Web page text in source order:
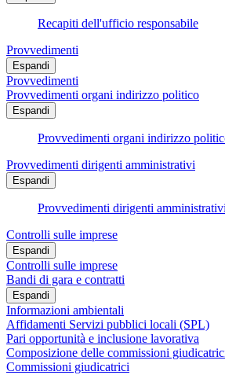
Recapiti dell'ufficio responsabile
Provvedimenti
Espandi
Provvedimenti
Provvedimenti organi indirizzo politico
Espandi
Provvedimenti organi indirizzo
Provvedimenti dirigenti amministrativi
Espandi
Provvedimenti dirigenti amministrativi
Controlli sulle imprese
Espandi
Controlli sulle imprese
Bandi di gara e contratti
Espandi
Informazioni ambientali
Affidamenti Servizi pubblici locali (SPL)
Pari opportunità e inclusione lavorativa
Composizione delle commissioni
Commissioni giudicatrici